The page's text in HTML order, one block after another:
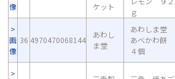
像
ケット
ｇ
画
像
36 4970470068144
あわし
ま堂
あわしま堂
あべかわ餅
４個